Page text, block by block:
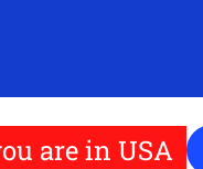
are in USA